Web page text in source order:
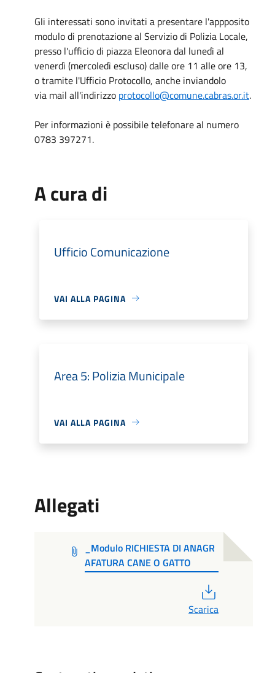
Gli interessati sono invitati a presentare l'appposito
modulo di prenotazione al Servizio di Polizia Locale,
presso l'ufficio di piazza Eleonora dal lunedì al
venerdì (mercoledì escluso) dalle ore 11 alle ore 13,
o tramite l'Ufficio Protocollo, anche inviandolo
via mail all'indirizzo protocollo@comune.cabras.or.it.
Per informazioni è possibile telefonare al numero
0783 397271.
A cura di
Ufficio Comunicazione
VAI ALLA PAGINA
Area 5: Polizia Municipale
VAI ALLA PAGINA
Allegati
_Modulo RICHIESTA DI ANAGR
AFATURA CANE O GATTO
Scarica